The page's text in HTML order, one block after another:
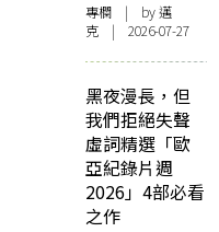
專欄 | by邁
克 | 2026-07-27
黑夜漫長，但
我們拒絕失聲
虛詞精選「歐
亞紀錄片週
2026」4部必看
之作